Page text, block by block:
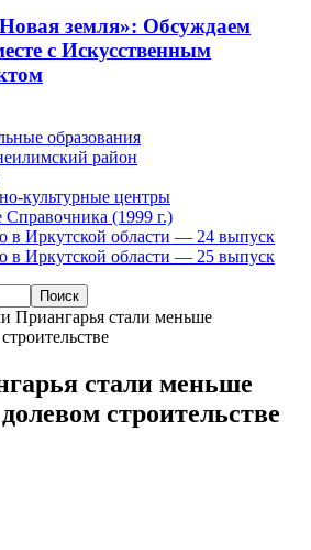
земля»: Обсуждаем
с Искусственным
образования
район
культурные центры
Справочника (1999 г.)
в Иркутской области — 24 выпуск
в Иркутской области — 25 выпуск
Приангарья стали меньше
стали меньше
строительстве